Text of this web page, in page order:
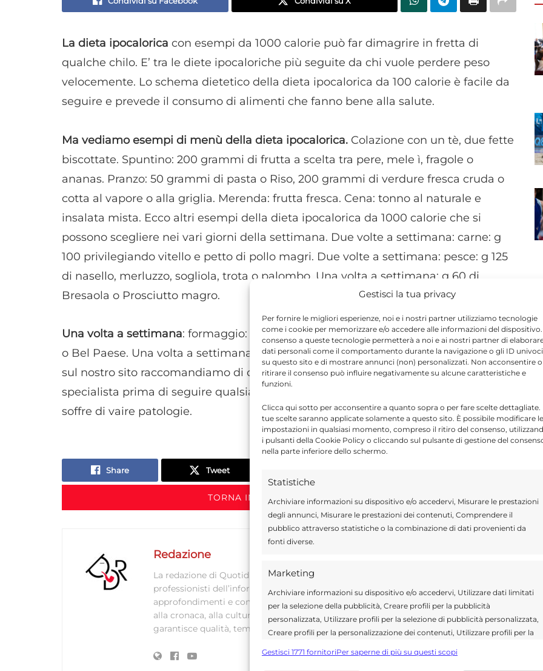
Gestisci la tua privacy
Per fornire le migliori esperienze, noi e i nostri partner utilizziamo tecnologie
come i cookie per memorizzare e/o accedere alle informazioni del
consenso a queste tecnologie permetterà a noi e ai nostri partner di
dati personali come il comportamento durante la navigazione o gli ID univoci
su questo sito e di mostrare annunci (non) personalizzati. Non acconsentire o
ritirare il consenso può influire negativamente su alcune caratteristiche e
funzioni.
Clicca qui sotto per acconsentire a quanto sopra o per fare scelte dettagliate.
tue scelte saranno applicate solamente a questo sito. È possibile modificare le
impostazioni in qualsiasi momento, compreso il ritiro del consenso,
i pulsanti della Cookie Policy o cliccando sul pulsante di gestione del
nella parte inferiore dello schermo.
Statistiche
Archiviare informazioni su dispositivo e/o accedervi, Misurare le prestazioni
degli annunci, Misurare le prestazioni dei contenuti, Comprendere il
pubblico attraverso statistiche o la combinazione di dati provenienti da
fonti diverse.
Marketing
Archiviare informazioni su dispositivo e/o accedervi, Utilizzare dati limitati
per la selezione della pubblicità, Creare profili per la pubblicità
personalizzata, Utilizzare profili per la selezione di pubblicità personalizzata,
Creare profili per la personalizzazione dei contenuti, Utilizzare profili per la
Utilizzare dati limitati per la selezione dei contenuti.
Gestisci 1771 fornitoriPer saperne di più su questi scopi
La dieta ipocalorica con esempi da 1000 calorie può far dimagrire in fretta di
qualche chilo. E’ tra le diete ipocaloriche più seguite da chi vuole perdere peso
velocemente. Lo schema dietetico della dieta ipocalorica da 100 calorie è facile da
seguire e prevede il consumo di alimenti che fanno bene alla salute.
Ma vediamo esempi di menù della dieta ipocalorica. Colazione con un tè, due fette
biscottate. Spuntino: 200 grammi di frutta a scelta tra pere, mele ì, fragole o
ananas. Pranzo: 50 grammi di pasta o Riso, 200 grammi di verdure fresca cruda o
cotta al vapore o alla griglia. Merenda: frutta fresca. Cena: tonno al naturale e
insalata mista. Ecco altri esempi della dieta ipocalorica da 1000 calorie che si
possono scegliere nei vari giorni della settimana. Due volte a settimana: carne: g
100 privilegiando vitello e petto di pollo magri. Due volte a settimana: pesce: g 125
di nasello, merluzzo, sogliola, trota o palombo. Una volta a settimana: g 60 di
Bresaola o Prosciutto magro.
Una volta a settimana: formaggio: g 65 di ricotta, gr 40 di mozzarella, gr 25 di grana
o Bel Paese. Una volta a settimana: due uova. Come sempre nelledietepubblicate
sul nostro sito raccomandiamo di chiedere il parere del proprio medico o di uno
specialista prima di seguire qualsiasi regime alimentare dietetico soprattutto se si
soffre di vaire patologie.
Share Tweet
TORNA IN SALUTE E BENESSERE
Redazione
La redazione di Quotidianodiragusa.it è composta da giornalisti, collaboratori e
professionisti dell’informazione che ogni giorno lavorano per offrire notizie,
approfondimenti e contenuti accurati dedicati alla Sicilia, all’attualità, alla politica,
alla cronaca, alla cultura e allo sport. Un team dinamico e indipendente che
garantisce qualità, tempestività e affidabilità.